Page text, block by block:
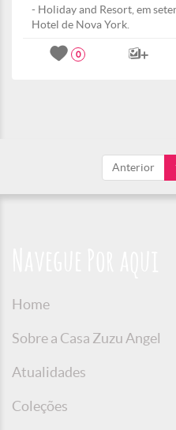
- Holiday and Resort, em
Hotel de Nova York.
0
Anterior
Home
Sobre a Casa Zuzu Angel
Atualidades
Coleções